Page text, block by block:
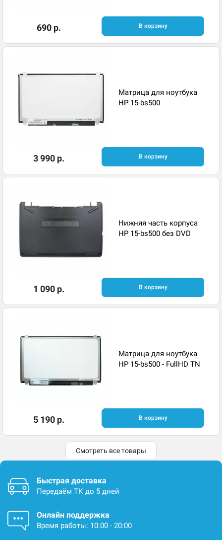
690 р. В корзину
Матрица для ноутбука
HP 15-bs500
3 990 р. В корзину
Нижняя часть корпуса
HP 15-bs500 без DVD
1 090 р. В корзину
Матрица для ноутбука
HP 15-bs500 - FullHD TN
5 190 р. В корзину
Смотреть все товары
Быстрая доставка
Передаём ТК до 5 дней
Онлайн поддержка
Время работы: 10:00 - 20:00